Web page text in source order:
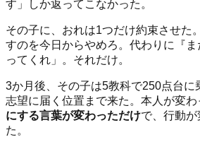
す」しか返ってこなかった。
その子に、おれは1つだけ約束させた
すのを今日からやめろ。代わりに『
ってくれ」。それだけ。
3か月後、その子は5教科で250点台に
志望に届く位置まで来た。本人が変わ
にする言葉が変わっただけで、行動
た。